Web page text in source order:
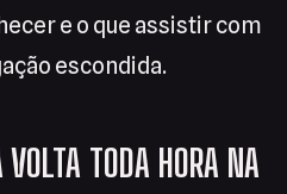
e o que assistir com
escondida.
TODA HORA NA